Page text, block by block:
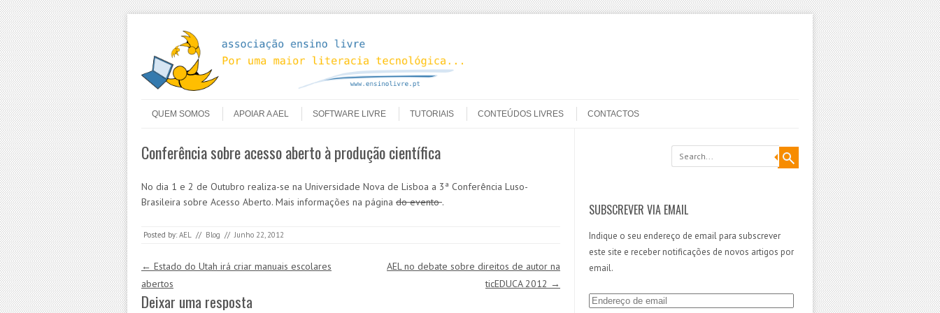
Menu
QUEM SOMOS
APOIAR A AEL SOFTWARE LIVRE TUTORIAIS CONTEÚDOS LIVRES CONTACTOS
Conferência sobre acesso aberto à produção científica
No dia 1 e 2 de Outubro realiza-se na Universidade Nova de Lisboa a 3ª Conferência Luso-
Brasileira sobre Acesso Aberto. Mais informações na página do evento.
Posted by: AEL // Blog // Junho 22, 2012
Post navigation
← Estado do Utah irá criar manuais escolares
abertos
AEL no debate sobre direitos de autor na
ticEDUCA 2012 →
Deixar uma resposta
SUBSCREVER VIA EMAIL
Indique o seu endereço de email para subscrever
este site e receber notificações de novos artigos por
email.
E